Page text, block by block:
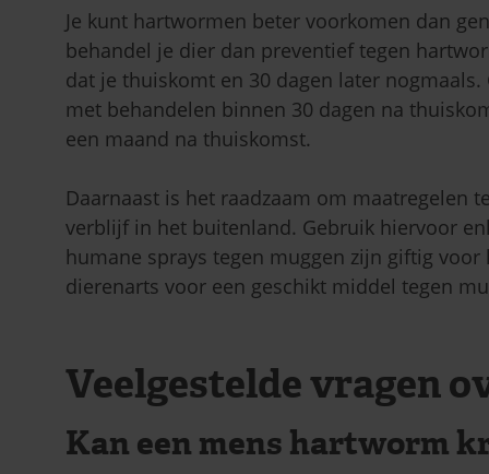
Je kunt hartwormen beter voorkomen dan
behandel je dier dan preventief tegen
dat je thuiskomt en 30 dagen later
met behandelen binnen 30 dagen na
een maand na thuiskomst.
Daarnaast is het raadzaam om maatregelen
verblijf in het buitenland. Gebruik hiervoor
humane sprays tegen muggen zijn giftig
dierenarts voor een geschikt middel tegen
Veelgestelde vragen
Kan een mens hartworm